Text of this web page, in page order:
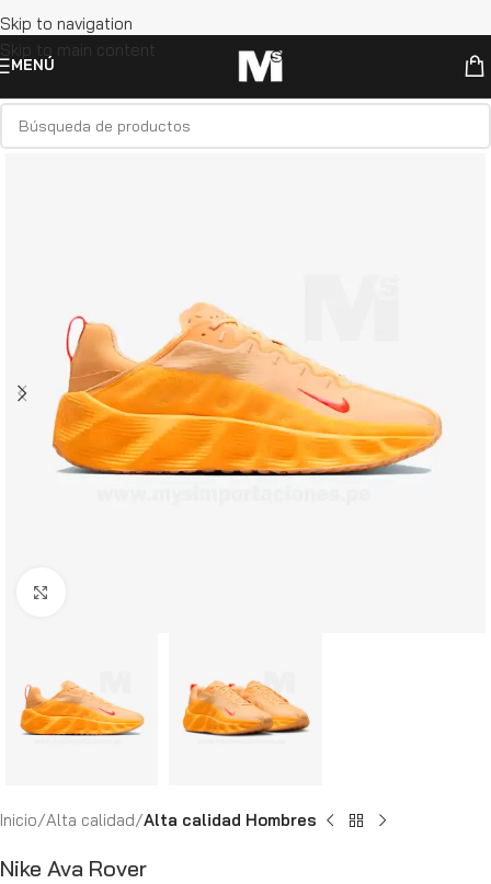
Skip to navigation
Skip to main content
MENÚ
Inicio Alta calidad Alta calidad Hombres
Nike Ava Rover